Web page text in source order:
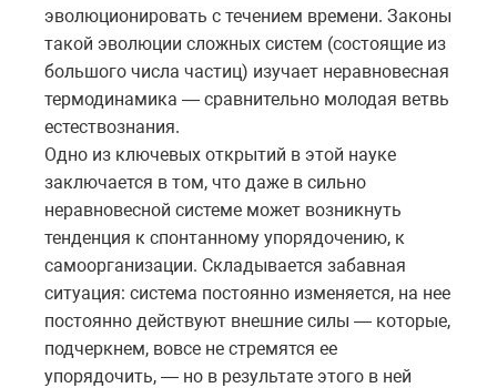
эволюционировать с течением времени. Законы
такой эволюции сложных систем (состоящие из
большого числа частиц) изучает неравновесная
термодинамика — сравнительно молодая ветвь
естествознания.
Одно из ключевых открытий в этой науке
заключается в том, что даже в сильно
неравновесной системе может возникнуть
тенденция к спонтанному упорядочению, к
самоорганизации. Складывается забавная
ситуация: система постоянно изменяется, на нее
постоянно действуют внешние силы — которые,
подчеркнем, вовсе не стремятся ее
упорядочить, — но в результате этого в ней